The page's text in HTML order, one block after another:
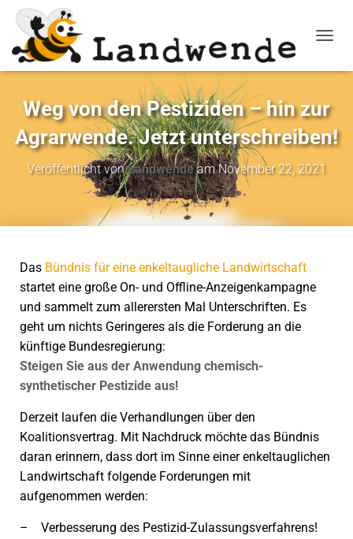
Weg von den Pestiziden – hin zur
Agrarwende. Jetzt unterschreiben!
Veröffentlicht vonLandwendeamNovember 22, 2021
Das Bündnis für eine enkeltaugliche Landwirtschaft
startet eine große On- und Offline-Anzeigenkampagne
und sammelt zum allerersten Mal Unterschriften. Es
geht um nichts Geringeres als die Forderung an die
künftige Bundesregierung:
Steigen Sie aus der Anwendung chemisch-
synthetischer Pestizide aus!
Derzeit laufen die Verhandlungen über den
Koalitionsvertrag. Mit Nachdruck möchte das Bündnis
daran erinnern, dass dort im Sinne einer enkeltauglichen
Landwirtschaft folgende Forderungen mit
aufgenommen werden:
– Verbesserung des Pestizid-Zulassungsverfahrens!